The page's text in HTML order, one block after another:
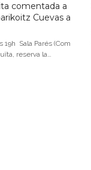
comentada a
Cuevas a
Sala Parés (Com
reserva la…